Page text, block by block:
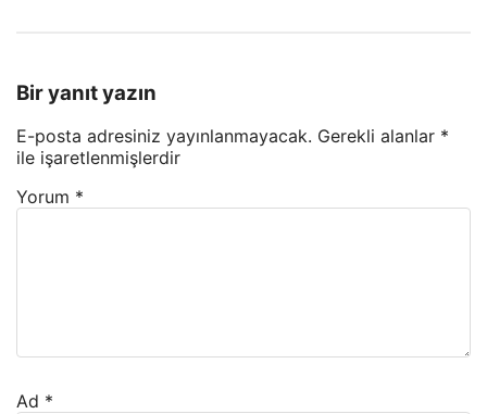
Bir yanıt yazın
E-posta adresiniz yayınlanmayacak. Gerekli alanlar *
ile işaretlenmişlerdir
Yorum *
Ad *